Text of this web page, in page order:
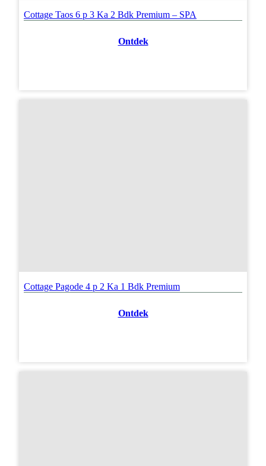
Cottage Taos 6 p 3 Ka 2 Bdk Premium – SPA
Ontdek
Cottage Pagode 4 p 2 Ka 1 Bdk Premium
Ontdek